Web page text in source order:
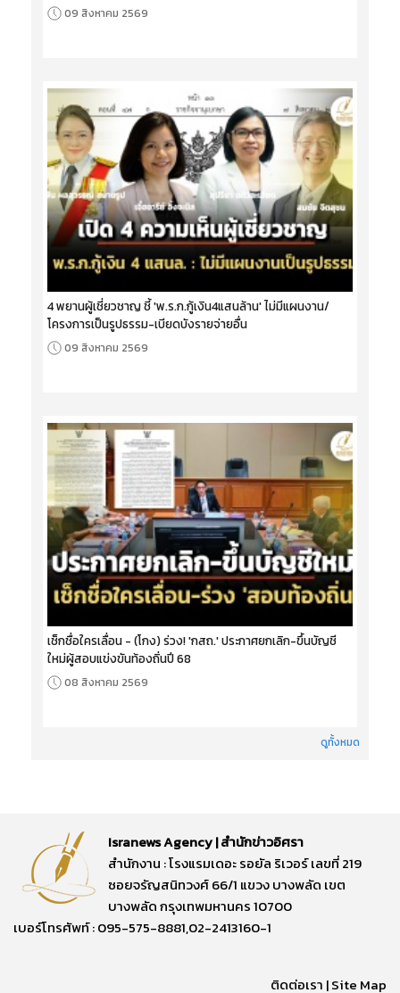
09 สิงหาคม 2569
4 พยานผู้เชี่ยวชาญ ชี้ 'พ.ร.ก.กู้เงิน4แสนล้าน' ไม่มีแผนงาน/
โครงการเป็นรูปธรรม-เบียดบังรายจ่ายอื่น
09 สิงหาคม 2569
เช็กชื่อใครเลื่อน - (โกง) ร่วง! 'กสถ.' ประกาศยกเลิก-ขึ้นบัญชี
ใหม่ผู้สอบแข่งขันท้องถิ่นปี 68
08 สิงหาคม 2569
ดูทั้งหมด
Isranews Agency | สำนักข่าวอิศรา
สำนักงาน : โรงแรมเดอะ รอยัล ริเวอร์ เลขที่ 219
ซอยจรัญสนิทวงศ์ 66/1 แขวง บางพลัด เขต
บางพลัด กรุงเทพมหานคร 10700
เบอร์โทรศัพท์ : 095-575-8881,02-2413160-1
ติดต่อเรา |Site Map